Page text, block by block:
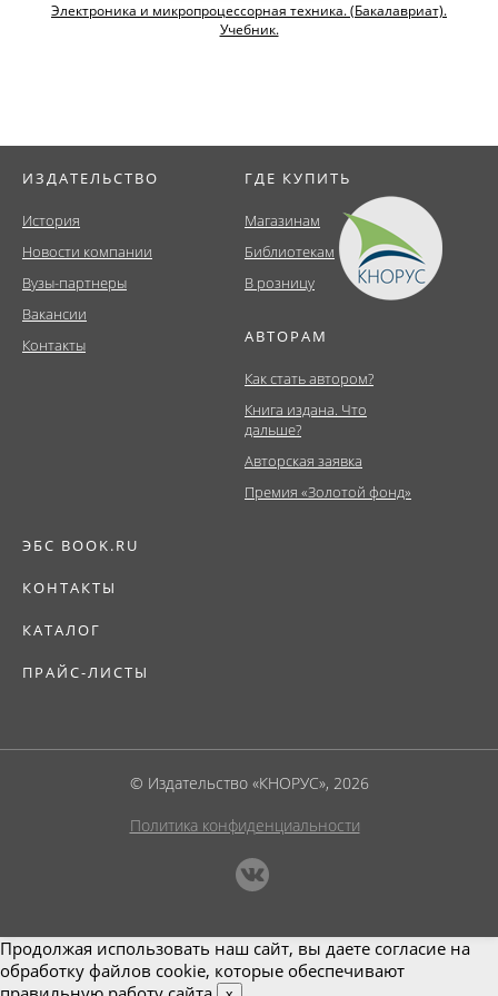
Электроника и микропроцессорная техника. (Бакалавриат).
Учебник.
ИЗДАТЕЛЬСТВО
История
Новости компании
Вузы-партнеры
Вакансии
Контакты
ГДЕ КУПИТЬ
Магазинам
Библиотекам
В розницу
АВТОРАМ
Как стать автором?
Книга издана. Что
дальше?
Авторская заявка
Премия «Золотой фонд»
ЭБС BOOK.RU
КОНТАКТЫ
КАТАЛОГ
ПРАЙС-ЛИСТЫ
© Издательство «КНОРУС», 2026
Политика конфиденциальности
Продолжая использовать наш сайт, вы даете согласие на
обработку файлов cookie, которые обеспечивают